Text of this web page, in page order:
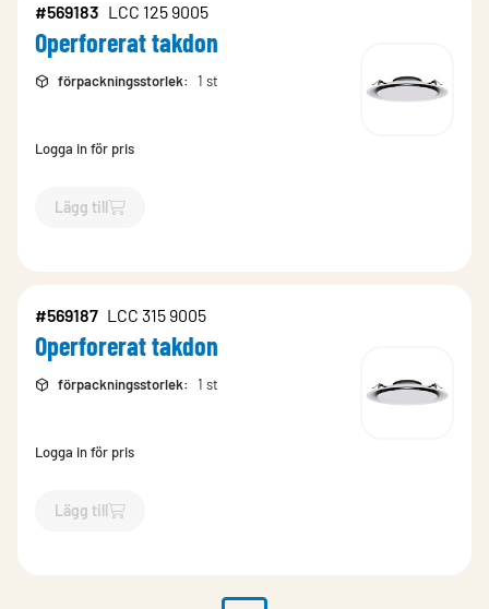
#569183 LCC 125 9005
Operforerat takdon
förpackningsstorlek: 1 st
Logga in för pris
Lägg till
`$Lägg till
#569187 LCC 315 9005
Operforerat takdon
förpackningsstorlek: 1 st
Logga in för pris
Lägg till
`$Lägg till